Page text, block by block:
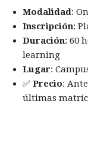
Modalidad:
Inscripción:
Duración: 60
learning
Lugar:
✅ Precio:
últimas